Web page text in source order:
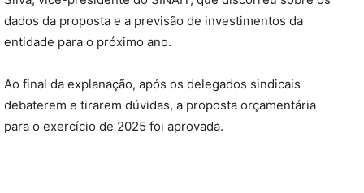
dados da proposta e a previsão de investimentos da
entidade para o próximo ano.
Ao final da explanação, após os delegados sindicais
debaterem e tirarem dúvidas, a proposta orçamentária
para o exercício de 2025 foi aprovada.